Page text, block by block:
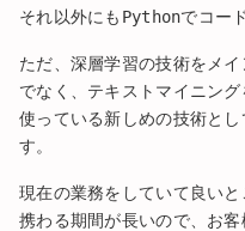
それ以外にもPythonでコー
ただ、深層学習の技術をメ
でなく、テキストマイニング
使っている新しめの技術と
す。
現在の業務をしていて良い
携わる期間が長いので、お